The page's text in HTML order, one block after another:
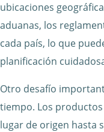
ubicaciones
aduanas, los
cada país, lo que
planificación
Otro desafío
tiempo. Los
lugar de origen hasta